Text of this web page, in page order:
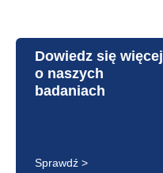
Dowiedz się więcej
o naszych
badaniach
Sprawdź >